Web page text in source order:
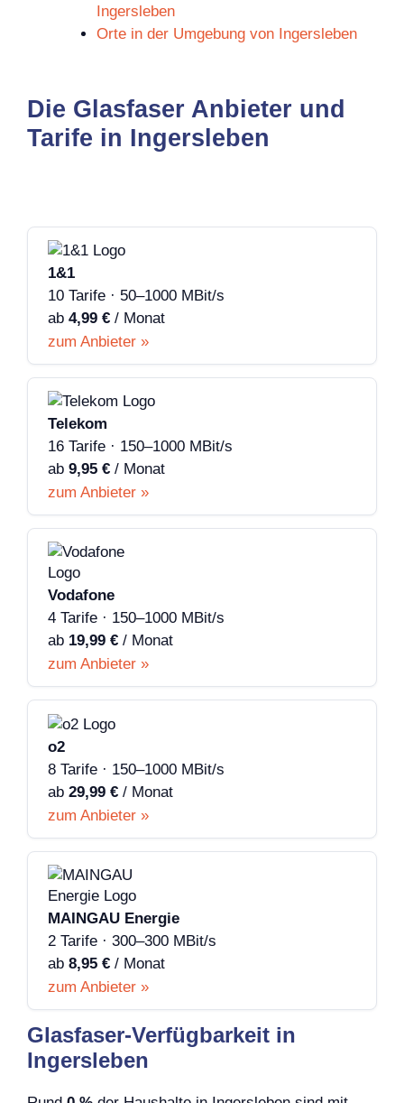
Ingersleben
Orte in der Umgebung von Ingersleben
Die Glasfaser Anbieter und
Tarife in Ingersleben
1&1
10 Tarife · 50–1000 MBit/s
ab 4,99 € / Monat
zum Anbieter »
Telekom
16 Tarife · 150–1000 MBit/s
ab 9,95 € / Monat
zum Anbieter »
Vodafone
4 Tarife · 150–1000 MBit/s
ab 19,99 € / Monat
zum Anbieter »
o2
8 Tarife · 150–1000 MBit/s
ab 29,99 € / Monat
zum Anbieter »
MAINGAU Energie
2 Tarife · 300–300 MBit/s
ab 8,95 € / Monat
zum Anbieter »
Glasfaser-Verfügbarkeit in
Ingersleben